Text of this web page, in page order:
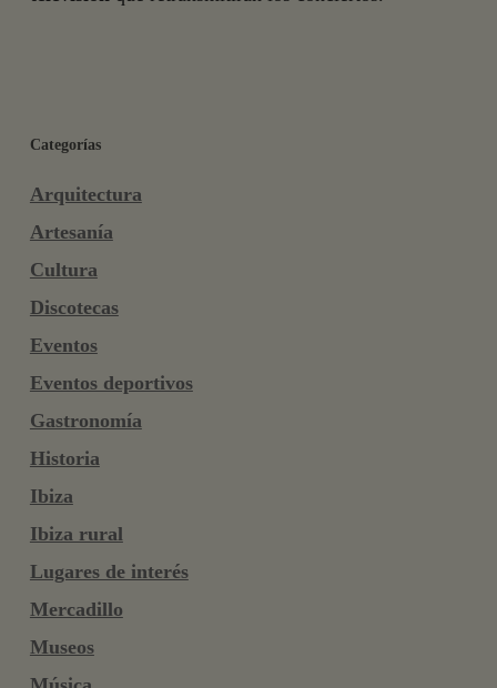
Categorías
Arquitectura
Artesanía
Cultura
Discotecas
Eventos
Eventos deportivos
Gastronomía
Historia
Ibiza
Ibiza rural
Lugares de interés
Mercadillo
Museos